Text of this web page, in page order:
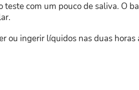
com um pouco de saliva. O
ou ingerir líquidos nas duas horas